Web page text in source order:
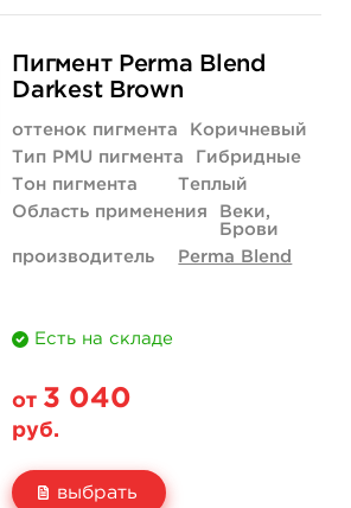
3 040 руб.
купить
Пигмент Perma Blend
Darkest Brown
оттенок пигмента
Коричневый
Тип PMU пигмента
Гибридные
Тон пигмента
Теплый
Область применения
Веки,
Брови
производитель
Perma Blend
Есть на складе
от 3 040
руб.
выбрать